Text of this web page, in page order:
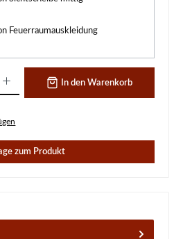
Feuerraumauskleidung
In den Warenkorb
zum Produkt